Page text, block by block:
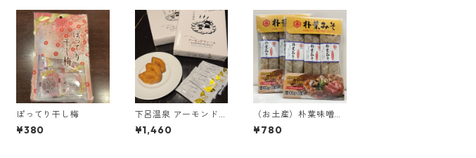
ぽってり干し梅
¥380
下呂温泉 アーモンドフ
ィーユ(24個入り)
¥1,460
（お土産）朴葉味噌
【100g×3食入り】
¥780